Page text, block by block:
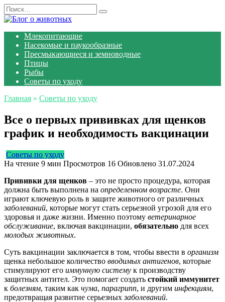
Перейти
к
Search
for:
Млекопитающие
Насекомые и паукообразные
Пресмыкающиеся и земноводные
Птицы
Рыбы
Советы по уходу
Главная » Советы по уходу
Все о первых прививках для щенков
график и необходимость вакцинации
Советы по уходу
На чтение 9 мин Просмотров 16 Обновлено 31.07.2024
Прививки для щенков – это не просто процедура, которая
должна быть выполнена на определенном возрасте. Они
играют ключевую роль в защите животного от различных
заболеваний, которые могут стать серьезной угрозой для его
здоровья и даже жизни. Именно поэтому ветеринарное
обслуживание, включая вакцинации, обязательно для всех
молодых животных.
Суть вакцинации заключается в том, чтобы ввести в организм
щенка небольшое количество вводимых антигенов, которые
стимулируют его иммунную систему к производству
защитных антител. Это помогает создать стойкий иммунитет
к болезням, таким как чума, парагрипп, и другим инфекциям,
предотвращая развитие серьезныхзаболеваний.